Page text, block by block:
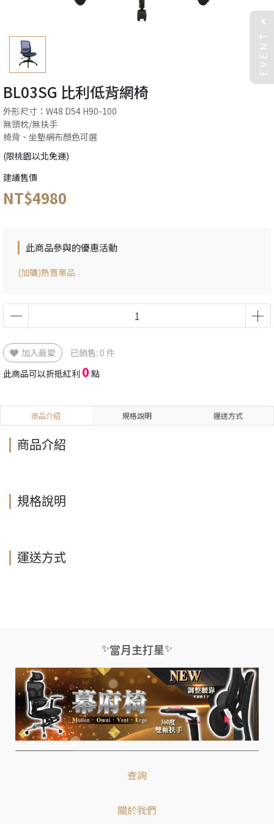
BL03SG 比利低背網椅
外形尺寸：W48 D54 H90-100
無頭枕/無扶手
椅背、坐墊網布顏色可選
(限桃園以北免運)
建議售價
NT$4980
此商品參與的優惠活動
(加購)熱賣單品
加入最愛
已銷售: 0 件
此商品可以折抵紅利 0 點
商品介紹 規格說明 運送方式
商品介紹
規格說明
運送方式
✨當月主打星✨
查詢
關於我們
EVENT